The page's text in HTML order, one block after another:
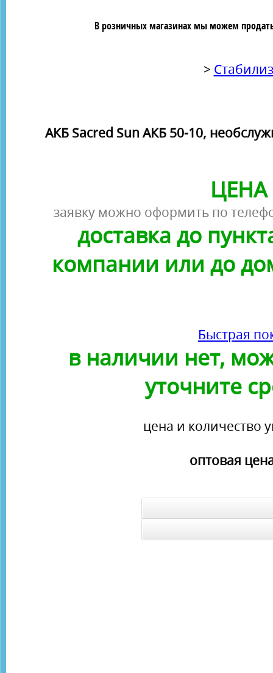
В розничных магазинах мы можем
>
АКБ Sacred Sun АКБ 50-10,
ЦЕНА
заявку можно оформить по
доставка до
компании или до
Быстрая
в наличии нет,
уточните
цена и количество
оптовая